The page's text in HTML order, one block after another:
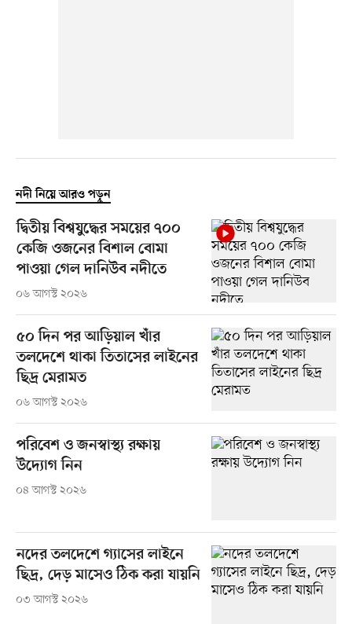
নদী নিয়ে আরও পড়ুন
দ্বিতীয় বিশ্বযুদ্ধের সময়ের ৭০০
কেজি ওজনের বিশাল বোমা
পাওয়া গেল দানিউব নদীতে
০৬ আগস্ট ২০২৬
৫০ দিন পর আড়িয়াল খাঁর
তলদেশে থাকা তিতাসের লাইনের
ছিদ্র মেরামত
০৬ আগস্ট ২০২৬
পরিবেশ ও জনস্বাস্থ্য রক্ষায়
উদ্যোগ নিন
০৪ আগস্ট ২০২৬
নদের তলদেশে গ্যাসের লাইনে
ছিদ্র, দেড় মাসেও ঠিক করা যায়নি
০৩ আগস্ট ২০২৬